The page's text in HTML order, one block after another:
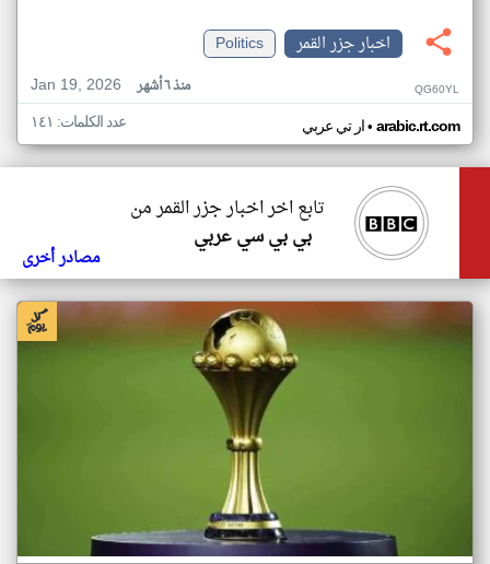
اخبار جزر القمر
Politics
Jan 19, 2026
منذ ٦ أشهر QG60YL
ار تي عربي• arabic.rt.com عدد الكلمات: ١٤١
تابع اخر اخبار جزر القمر من
بي بي سي عربي
مصادر أخرى